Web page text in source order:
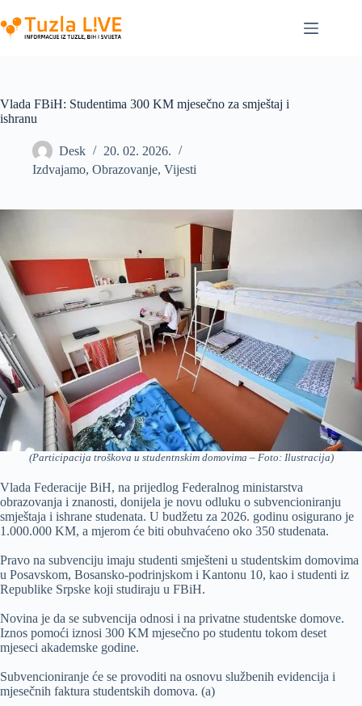
to
content
Vlada FBiH: Studentima 300 KM mjesečno za smještaj i
ishranu
Desk
20. 02. 2026.
Izdvajamo, Obrazovanje, Vijesti
(Participacija troškova u studentnskim domovima – Foto: Ilustracija)
Vlada Federacije BiH, na prijedlog Federalnog ministarstva
obrazovanja i znanosti, donijela je novu odluku o subvencioniranju
smještaja i ishrane studenata. U budžetu za 2026. godinu osigurano je
1.000.000 KM, a mjerom će biti obuhvaćeno oko 350 studenata.
Pravo na subvenciju imaju studenti smješteni u studentskim domovima
u Posavskom, Bosansko-podrinjskom i Kantonu 10, kao i studenti iz
Republike Srpske koji studiraju u FBiH.
Novina je da se subvencija odnosi i na privatne studentske domove.
Iznos pomoći iznosi 300 KM mjesečno po studentu tokom deset
mjeseci akademske godine.
Subvencioniranje će se provoditi na osnovu službenih evidencija i
mjesečnih faktura studentskih domova. (a)